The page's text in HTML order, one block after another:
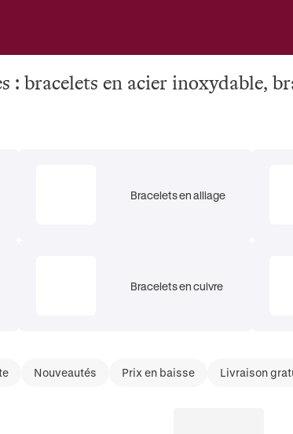
: bracelets en acier inoxydable,
Bracelets en alliage
Bracelets en cuivre
Nouveautés Prix en baisse Livraison